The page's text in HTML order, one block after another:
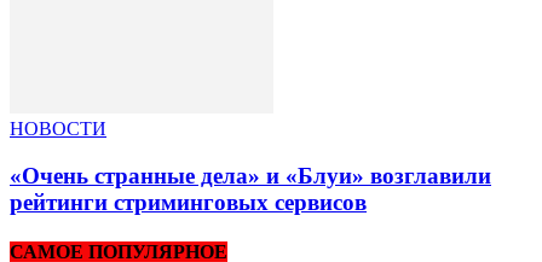
НОВОСТИ
«Очень странные дела» и «Блуи» возглавили
рейтинги стриминговых сервисов
САМОЕ ПОПУЛЯРНОЕ